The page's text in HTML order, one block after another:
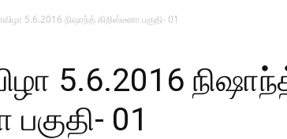
5.6.2016 நிஷாந்த் கிறிஸ்டீனா பகுதி- 01
5.6.2016
01